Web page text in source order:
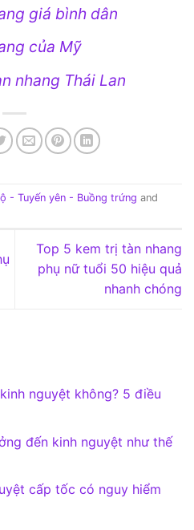
giá bình dân
của Mỹ
nhang Thái Lan
- Tuyến yên - Buồng trứng and
Top 5 kem trị tàn nhang
phụ nữ tuổi 50 hiệu quả
nhanh chóng
nguyệt không? 5 điều
đến kinh nguyệt như thế
cấp tốc có nguy hiểm